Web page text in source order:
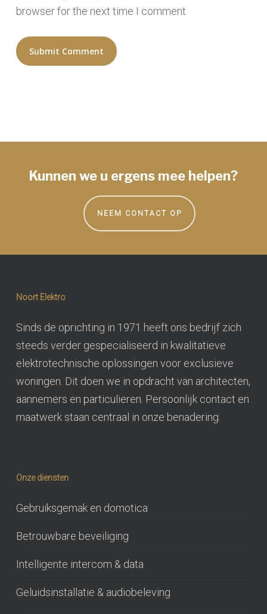
browser for the next time I comment.
Kunnen we u ergens mee helpen?
NEEM CONTACT OP
Noort Elektro
Sinds de oprichting in 1971 heeft ons bedrijf zich
steeds verder gespecialiseerd in kwalitatieve
elektrotechnische oplossingen voor exclusieve
woningen. Dit doen we in opdracht van architecten,
aannemers en particulieren. Persoonlijk contact en
maatwerk staan centraal in onze benadering.
Onze diensten
Gebruiksgemak en domotica
Betrouwbare beveiliging
Intelligente intercom & data
Geluidsinstallatie & audiobeleving